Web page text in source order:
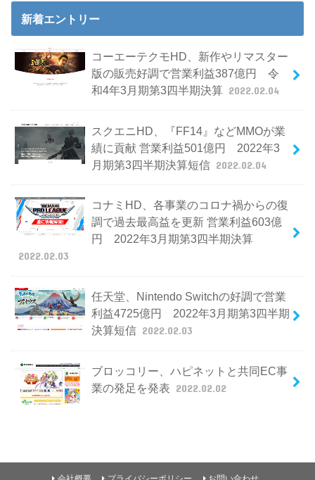
新着エントリー
コーエーテクモHD、新作やリマスター
版の販売好調で営業利益387億円 令
和4年3月期第3四半期決算 2022.02.04
スクエニHD、『FF14』などMMOが業
績に貢献 営業利益501億円 2022年3
月期第3四半期決算短信 2022.02.04
コナミHD、各事業のコロナ禍からの復
調で過去最高益を更新 営業利益603億
円 2022年3月期第3四半期決算
2022.02.03
任天堂、Nintendo Switchの好調で営業
利益4725億円 2022年3月期第3四半期
決算短信 2022.02.03
ブロッコリー、ハピネットと共同EC事
業の発足を発表 2022.02.02